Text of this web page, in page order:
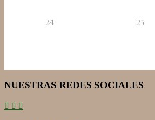
24 25
NUESTRAS REDES SOCIALES